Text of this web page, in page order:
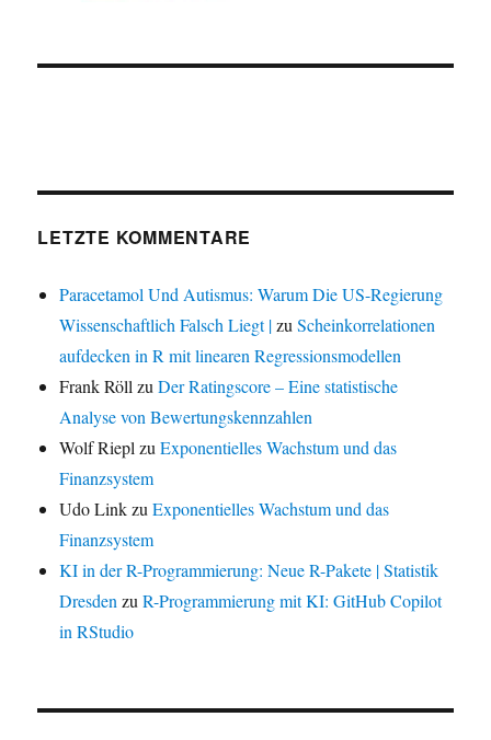
LETZTE KOMMENTARE
Paracetamol Und Autismus: Warum Die US-Regierung
Wissenschaftlich Falsch Liegt |zuScheinkorrelationen
aufdecken in R mit linearen Regressionsmodellen
Frank Röll zuDer Ratingscore – Eine statistische
Analyse von Bewertungskennzahlen
Wolf Riepl zuExponentielles Wachstum und das
Finanzsystem
Udo LinkzuExponentielles Wachstum und das
Finanzsystem
KI in der R-Programmierung: Neue R-Pakete | Statistik
Dresden zuR-Programmierung mit KI: GitHub Copilot
in RStudio